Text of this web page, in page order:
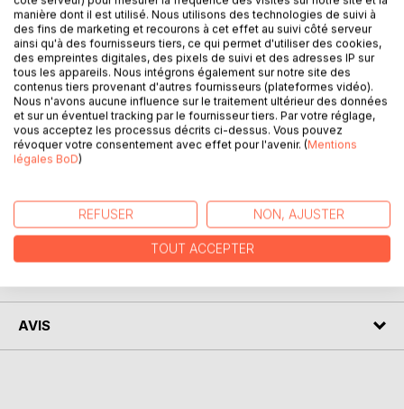
Thomas, un petit garçon de dix ans, vient d'arriver à
Dolyville. Passionné de lecture, il passe ses journées à la
bibliothèque. Un jour, il surprend une conversation entre le
directeur et la bibliothécaire. Quelque chose rode à l'étage.
Thomas doit faire preuve de courage pour découvrir ce qui
se cache dans la salle 3B : un fantôme, un monstre ?
Suivez Thomas dans les couloirs de la bibliothèque pour
AUTEUR(S)
AVIS
manière dont il est utilisé. Nous utilisons des technologies de suivi à
des fins de marketing et recourons à cet effet au suivi côté serveur
ainsi qu'à des fournisseurs tiers, ce qui permet d'utiliser des cookies,
des empreintes digitales, des pixels de suivi et des adresses IP sur
tous les appareils. Nous intégrons également sur notre site des
contenus tiers provenant d'autres fournisseurs (plateformes vidéo).
Nous n'avons aucune influence sur le traitement ultérieur des données
et sur un éventuel tracking par le fournisseur tiers. Par votre réglage,
vous acceptez les processus décrits ci-dessus. Vous pouvez
révoquer votre consentement avec effet pour l'avenir. (Mentions
légales BoD)
REFUSER NON, AJUSTER
TOUT ACCEPTER